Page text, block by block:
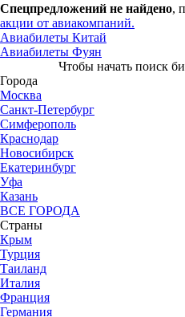
Спецпредложений не найдено,
акции от авиакомпаний.
Авиабилеты Китай
Авиабилеты Фуян
Чтобы начать поиск
Города
Москва
Санкт-Петербург
Симферополь
Краснодар
Новосибирск
Екатеринбург
Уфа
Казань
ВСЕ ГОРОДА
Страны
Крым
Турция
Таиланд
Италия
Франция
Германия